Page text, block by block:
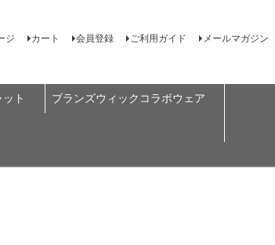
ジ カート 会員登録 ご利用ガイド メールマガジン
ト ブランズウィックコラボウェア